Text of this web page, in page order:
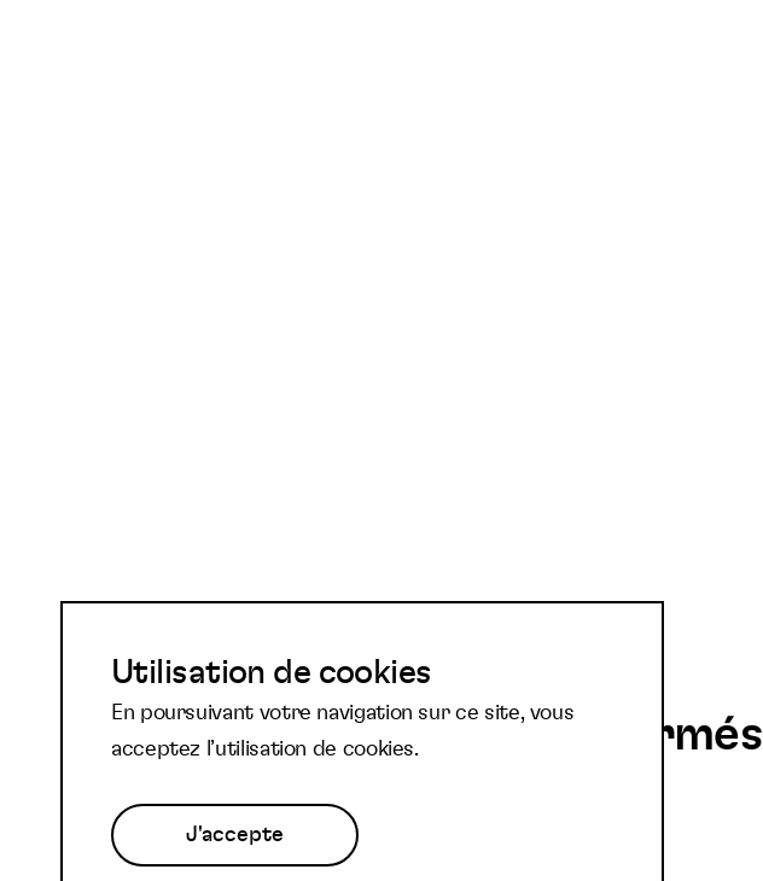
Abonnez-vous à notre
newsletter et restez informés
Utilisation de cookies
En poursuivant votre navigation sur ce site, vous
acceptez l’utilisation de cookies.
J'accepte